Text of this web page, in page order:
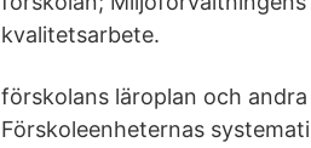
kvalitetsarbete.
förskolans läroplan och
Förskoleenheternas